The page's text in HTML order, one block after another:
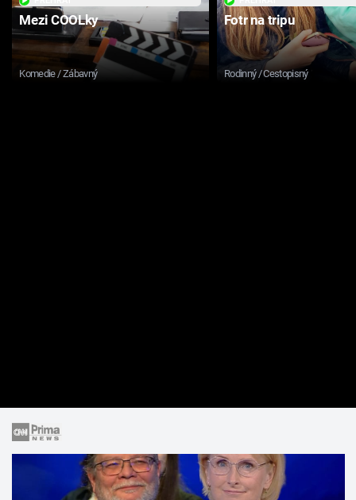
Mezi COOLky
Komedie / Zábavný
Fotr na tripu
Rodinný / Cestopisný